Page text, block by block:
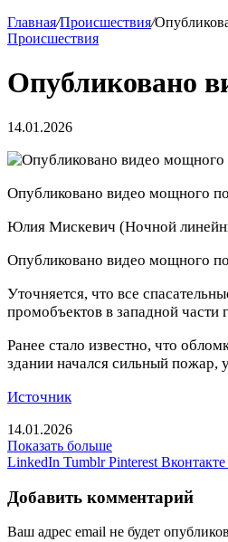
Главная/Происшествия/
Происшествия
Опубликовано
14.01.2026
Опубликовано видео мощного
Юлия Мискевич (Ночной
Опубликовано видео мощного
Уточняется, что все
промобъектов в западной части
Ранее стало известно, что
здании начался сильный пожар,
Источник
14.01.2026
Показать больше
LinkedIn Tumblr Pinterest Вконтакте
Добавить комментарий
Ваш адрес email не будет